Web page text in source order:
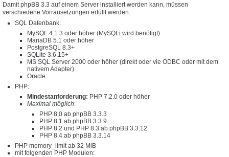
Damit phpBB 3.3 auf einem Server installiert werden kann, müssen
verschiedene Vorrausetzungen erfüllt werden:
SQL Datenbank:
MySQL 4.1.3 oder höher (MySQLi wird benötigt)
MariaDB 5.1 oder höher
PostgreSQL 8.3+
SQLite 3.6.15+
MS SQL Server 2000 oder höher (direkt oder vie ODBC oder mit dem
nativem Adapter)
Oracle
PHP:
Mindestanforderung: PHP 7.2.0 oder höher
Maximal möglich:
PHP 8.0 ab phpBB 3.3.3
PHP 8.1 ab phpBB 3.3.9
PHP 8.2 und PHP 8.3 ab phpBB 3.3.12
PHP 8.4 ab phpBB 3.3.14
PHP memory_limit ab 32 MiB
mit folgenden PHP Modulen: